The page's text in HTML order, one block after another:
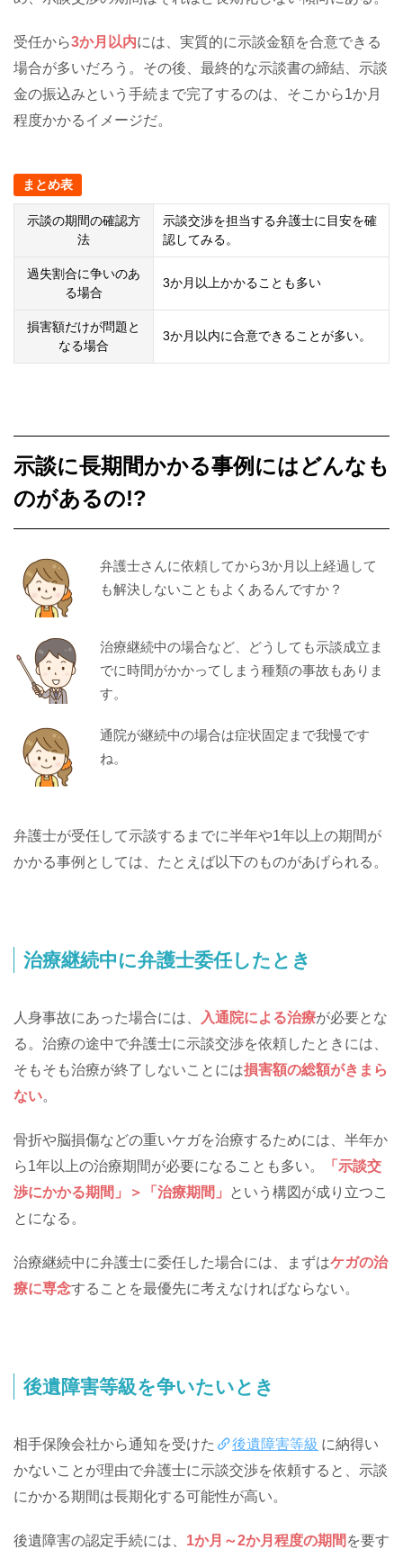
受任から3か月以内には、実質的に示談金額を合意できる
場合が多いだろう。その後、最終的な示談書の締結、示談
金の振込みという手続まで完了するのは、そこから1か月
程度かかるイメージだ。
まとめ表
示談の期間の確認方
法
示談交渉を担当する弁護士に目安を確
認してみる。
過失割合に争いのあ
る場合
3か月以上かかることも多い
損害額だけが問題と
なる場合
3か月以内に合意できることが多い。
示談に長期間かかる事例にはどんなも
のがあるの!?
弁護士さんに依頼してから3か月以上経過して
も解決しないこともよくあるんですか？
治療継続中の場合など、どうしても示談成立ま
でに時間がかかってしまう種類の事故もありま
す。
通院が継続中の場合は症状固定 まで我慢です
ね。
弁護士が受任して示談するまでに半年や1年以上の期間が
かかる事例としては、たとえば以下のものがあげられる。
治療継続中に弁護士委任したとき
人身事故にあった場合には、 入通院による治療が必要とな
る。治療の途中で弁護士に示談交渉を依頼したときには、
そもそも治療が終了しないことには損害額の総額がきまら
ない。
骨折や脳損傷などの重いケガを治療するためには、半年か
ら1年以上の治療期間が必要になることも多い。
「示談交
渉にかかる期間」＞「治療期間」
という構図が成り立つこ
とになる。
治療継続中に弁護士に委任した場合には、まずはケガの治
療に専念することを最優先に考えなければならない。
後遺障害等級を争いたいとき
相手保険会社から通知を受けた 後遺障害等級 に納得い
かないことが理由で弁護士に示談交渉を依頼すると、示談
にかかる期間は長期化する可能性が高い。
後遺障害の認定手続には、 1か月～2か月程度の期間 を要す